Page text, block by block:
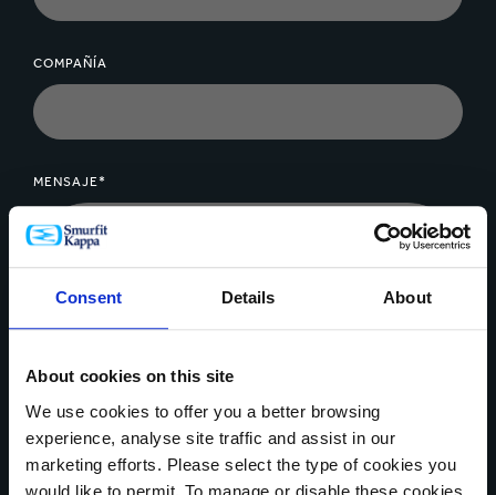
Consent Details About
About cookies on this site
We use cookies to offer you a better browsing
experience, analyse site traffic and assist in our
marketing efforts. Please select the type of cookies you
would like to permit. To manage or disable these cookies
COMPAÑÍA
MENSAJE*
Se pueden cargar hasta 5 de archivos. Máximo 5Mb por archivo